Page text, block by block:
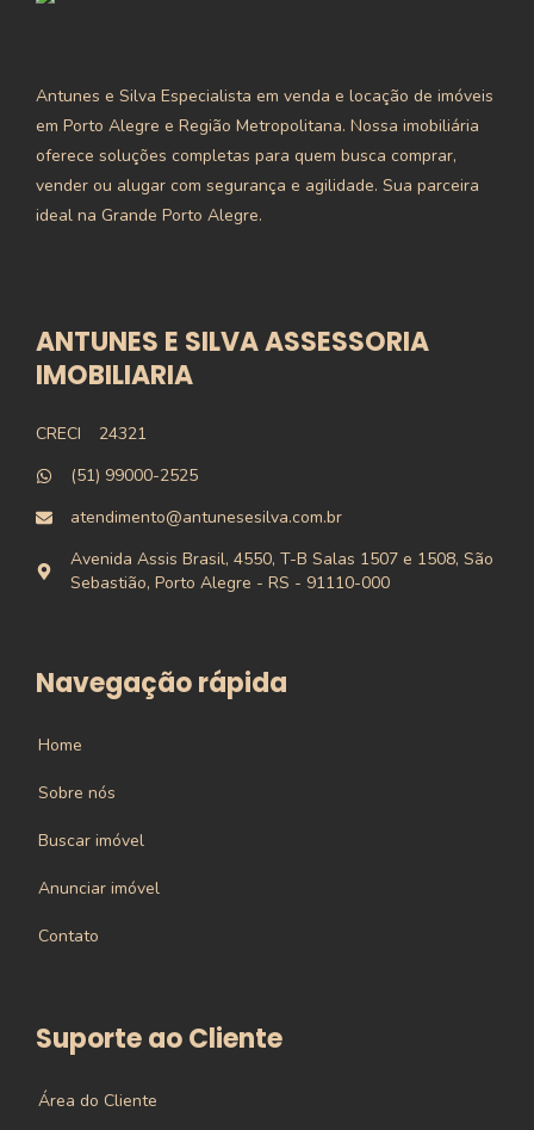
Antunes e Silva Especialista em venda e locação de imóveis
em Porto Alegre e Região Metropolitana. Nossa imobiliária
oferece soluções completas para quem busca comprar,
vender ou alugar com segurança e agilidade. Sua parceira
ideal na Grande Porto Alegre.
ANTUNES E SILVA ASSESSORIA
IMOBILIARIA
CRECI
24321
(51) 99000-2525
atendimento@antunesesilva.com.br
Avenida Assis Brasil, 4550, T-B Salas 1507 e 1508, São
Sebastião, Porto Alegre - RS - 91110-000
Navegação rápida
Home
Sobre nós
Buscar imóvel
Anunciar imóvel
Contato
Suporte ao Cliente
Área do Cliente